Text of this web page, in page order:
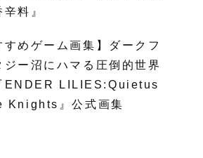
料』
すめゲーム画集】ダークフ
ジー沼にハマる圧倒的世界
ENDER LILIES:Quietus
Knights』公式画集